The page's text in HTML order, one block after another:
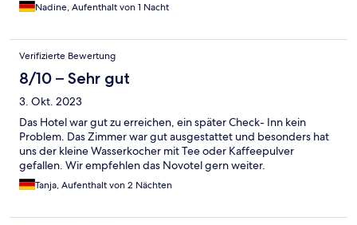
Nadine, Aufenthalt von 1 Nacht
Verifizierte Bewertung
8/10 – Sehr gut
3. Okt. 2023
Das Hotel war gut zu erreichen, ein später Check- Inn kein
Problem. Das Zimmer war gut ausgestattet und besonders hat
uns der kleine Wasserkocher mit Tee oder Kaffeepulver
gefallen. Wir empfehlen das Novotel gern weiter.
Tanja, Aufenthalt von 2 Nächten